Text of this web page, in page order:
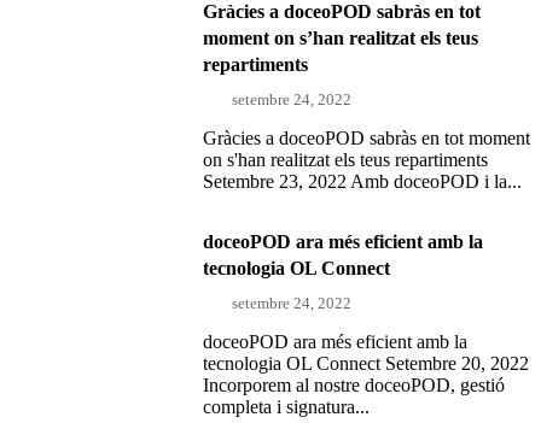
Gràcies a doceoPOD sabràs en tot
moment on s’han realitzat els teus
repartiments
setembre 24, 2022
Gràcies a doceoPOD sabràs en tot moment
on s'han realitzat els teus repartiments
Setembre 23, 2022 Amb doceoPOD i la...
doceoPOD ara més eficient amb la
tecnologia OL Connect
setembre 24, 2022
doceoPOD ara més eficient amb la
tecnologia OL Connect Setembre 20, 2022
Incorporem al nostre doceoPOD, gestió
completa i signatura...